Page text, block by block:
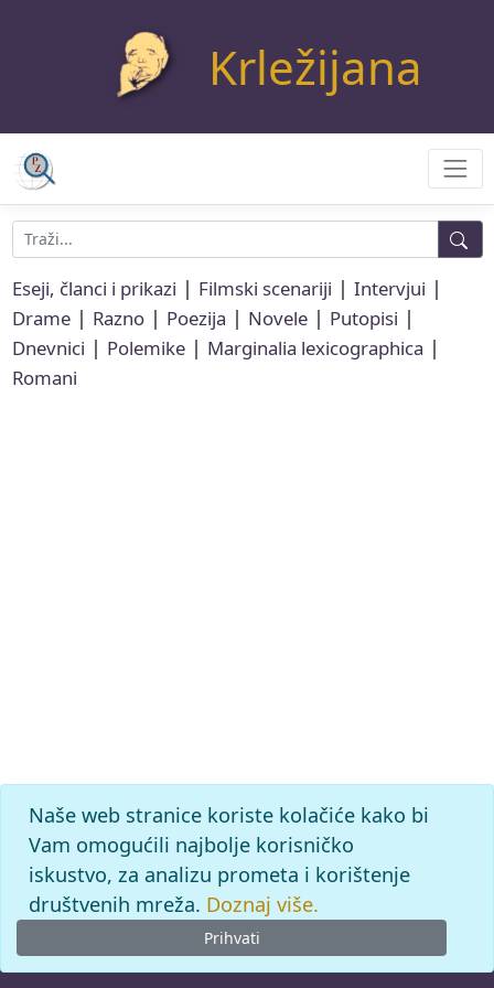
Krležijana
Eseji, članci i prikazi | Filmski scenariji | Intervjui |
Drame| Razno| Poezija | Novele| Putopisi |
Dnevnici | Polemike| Marginalia lexicographica |
Romani
Naše web stranice koriste kolačiće kako bi
Vam omogućili najbolje korisničko
iskustvo, za analizu prometa i korištenje
društvenih mreža. Doznaj više.
Prihvati
© 2026Leksikografski zavodMiroslav Krleža